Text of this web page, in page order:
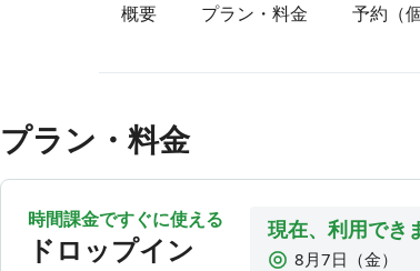
概要 プラン・料金 予約（
プラン・料金
時間課金ですぐに使える
ドロップイン
現在、利用でき
8月7日（金）